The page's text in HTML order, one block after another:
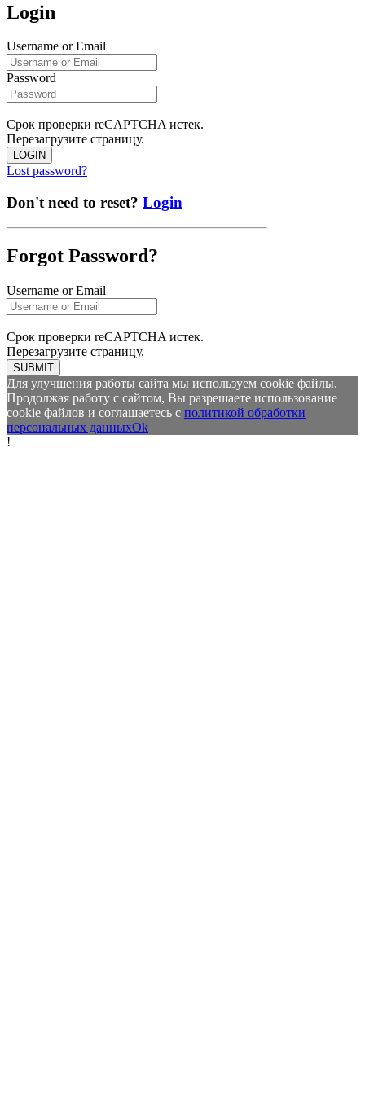
Login
Username or Email
Password
Срок проверки reCAPTCHA истек.
Перезагрузите страницу.
LOGIN
Lost password?
Don't need to reset? Login
Forgot Password?
Username or Email
Срок проверки reCAPTCHA истек.
Перезагрузите страницу.
SUBMIT
Для улучшения работы сайта мы используем cookie файлы.
Продолжая работу с сайтом, Вы разрешаете использование
cookie файлов и соглашаетесь с политикой обработки
персональных данныхOk
!